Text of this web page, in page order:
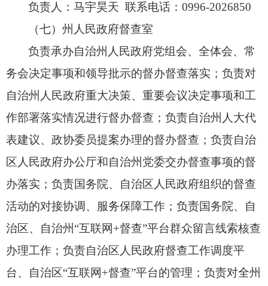
负责人：马宇昊天联系电话：0996-2026850
（七）州人民政府督查室
负责承办自治州人民政府党组会、全体会、常
务会决定事项和领导批示的督办督查落实； 负责对
自治州人民政府重大决策、 重要会议决定事项和工
作部署落实情况进行督办督查； 负责自治州人大代
表建议、 政协委员提案办理的督办督查； 负责自治
区人民政府办公厅和自治州党委交办督查事项的督
办落实； 负责国务院、 自治区人民政府组织的督查
活动的对接协调、 服务保障工作； 负责国务院、 自
治区、 自治州 “互联网+督查”平台群众留言线索核查
办理工作； 负责自治区人民政府督查工作调度平
台、 自治区“互联网+督查”平台的管理； 负责对全州